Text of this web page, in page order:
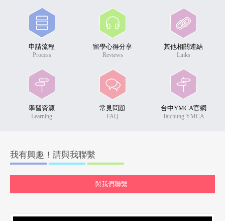
申請流程
Process
留學心得分享
Reviews
其他相關連結
Links
學習資源
Learning
常見問題
FAQ
台中YMCA官網
Taichung YMCA
我有興趣！請與我聯繫